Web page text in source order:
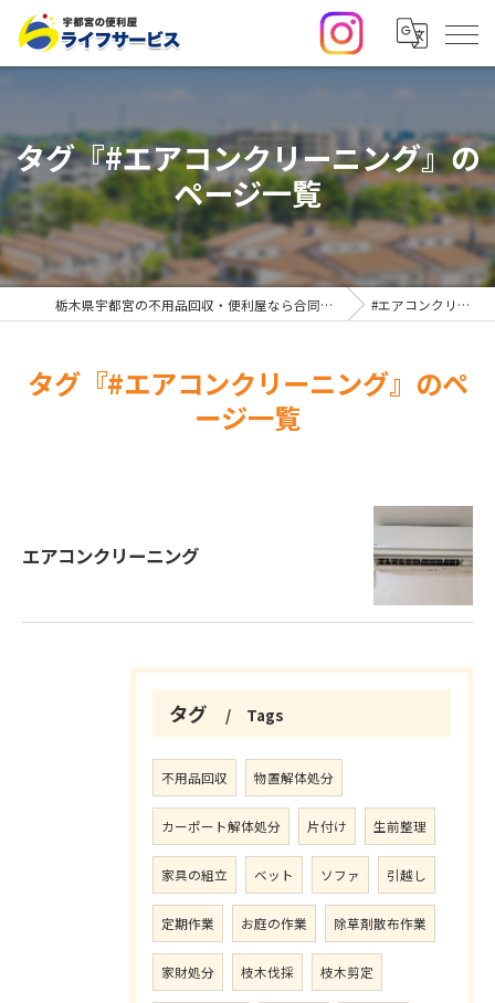
タグ『#エアコンクリーニング』の
ページ一覧
栃木県宇都宮の不用品回収・便利屋なら合同会社ライフサービス #エアコンクリーニング
タグ『#エアコンクリーニング』のペ
ージ一覧
エアコンクリーニング
タグ Tags
不用品回収 物置解体処分
カーポート解体処分 片付け 生前整理
家具の組立 ベット ソファ 引越し
定期作業 お庭の作業 除草剤散布作業
家財処分 枝木伐採 枝木剪定